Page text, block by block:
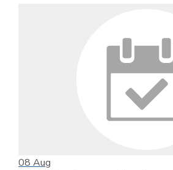
08 Aug